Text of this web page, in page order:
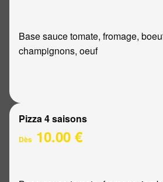
Base sauce tomate, fromage,
champignons, oeuf
Pizza 4 saisons
Dès 10.00 €